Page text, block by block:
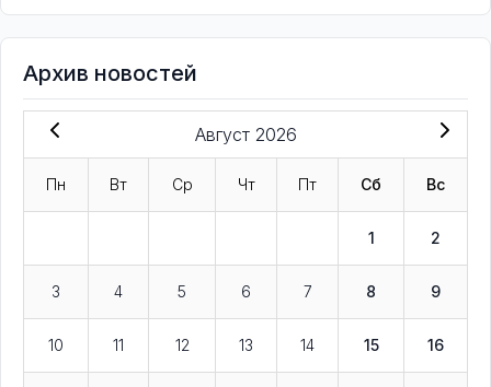
Архив новостей
Август 2026
Пн Вт Ср Чт Пт Сб Вс
1 2
3 4 5 6 7 8 9
10 11 12 13 14 15 16